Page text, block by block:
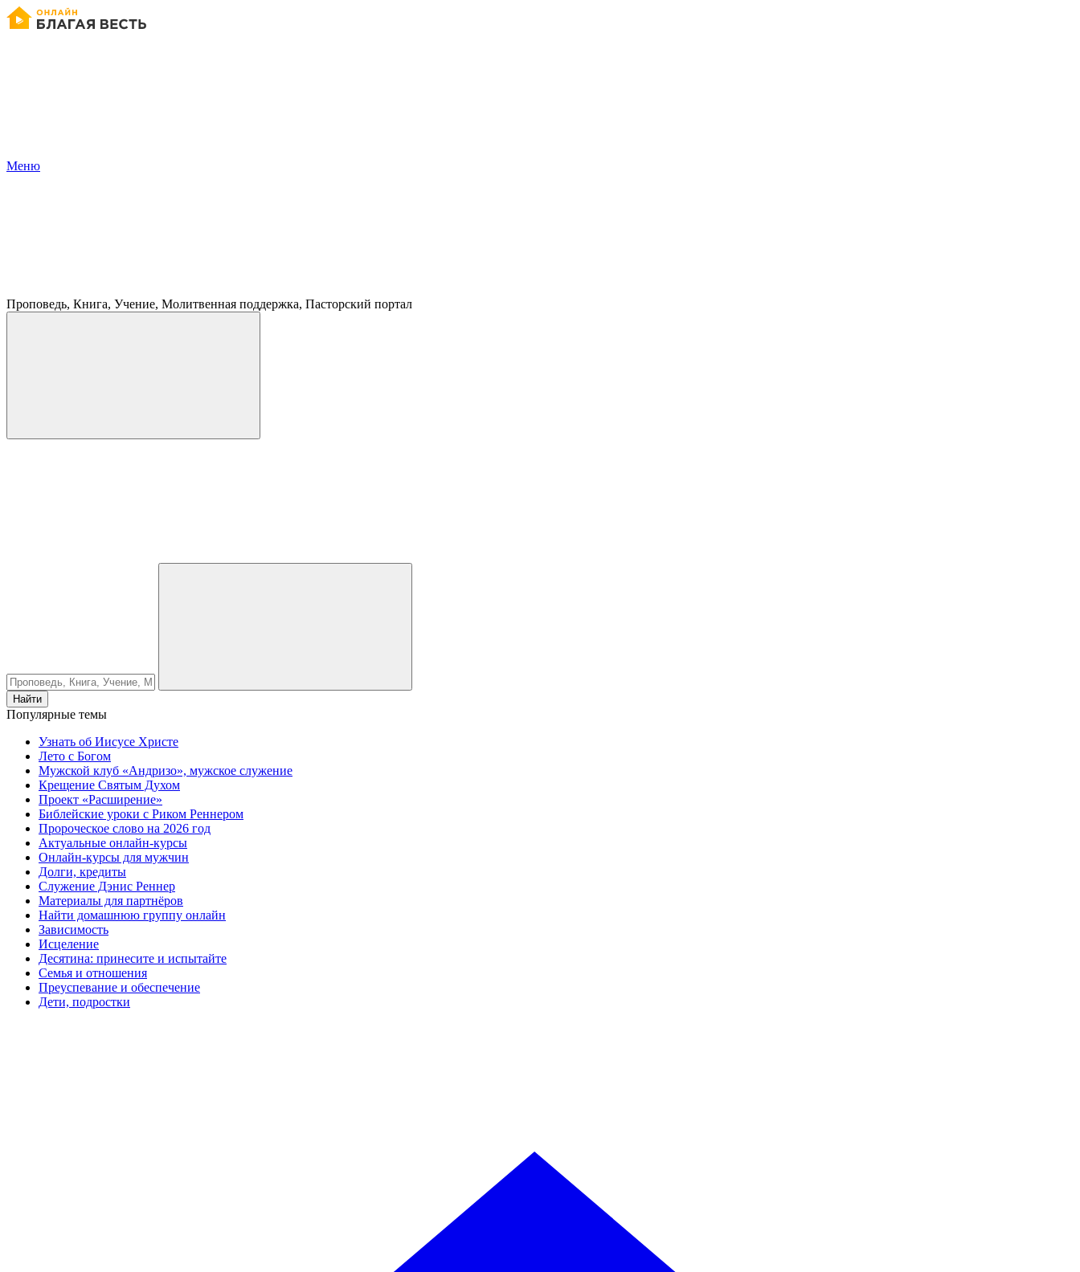
Меню
Проповедь, Книга, Учение, Молитвенная поддержка, Пасторский портал
Найти
Популярные темы
Узнать об Иисусе Христе
Лето с Богом
Мужской клуб «Андризо», мужское служение
Крещение Святым Духом
Проект «Расширение»
Библейские уроки с Риком Реннером
Пророческое слово на 2026 год
Актуальные онлайн-курсы
Онлайн-курсы для мужчин
Долги, кредиты
Служение Дэнис Реннер
Материалы для партнёров
Найти домашнюю группу онлайн
Зависимость
Исцеление
Десятина: принесите и испытайте
Семья и отношения
Преуспевание и обеспечение
Дети, подростки